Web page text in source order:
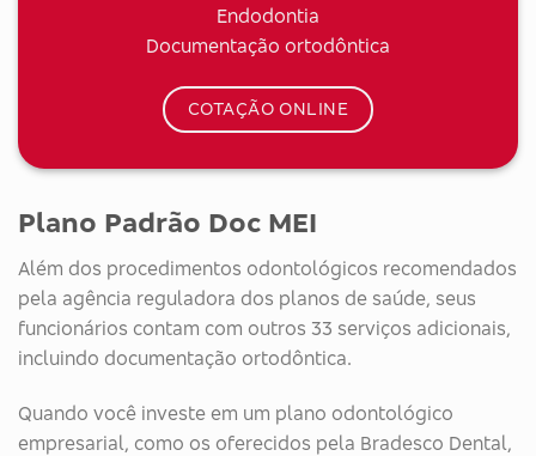
Endodontia
Documentação ortodôntica
COTAÇÃO ONLINE
Plano Padrão Doc MEI
Além dos procedimentos odontológicos recomendados
pela agência reguladora dos planos de saúde, seus
funcionários contam com outros 33 serviços adicionais,
incluindo documentação ortodôntica.
Quando você investe em um plano odontológico
empresarial, como os oferecidos pela Bradesco Dental,